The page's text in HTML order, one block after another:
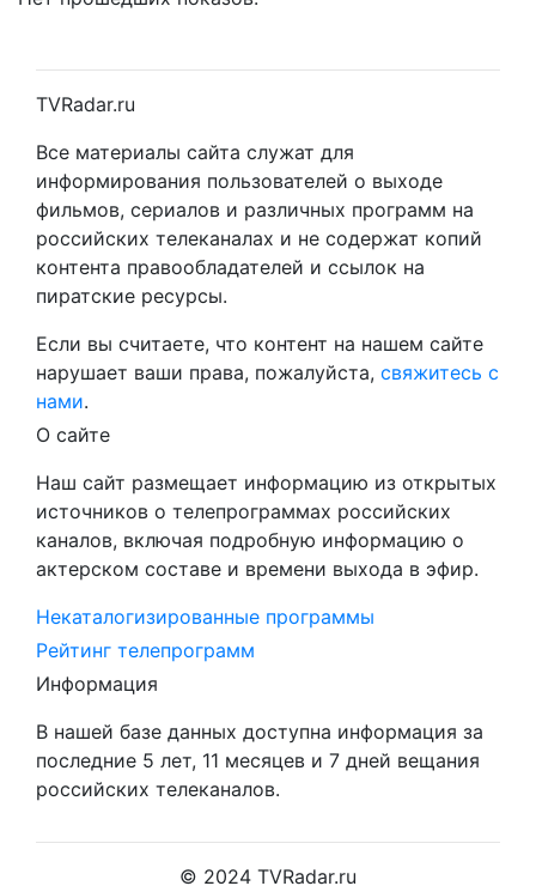
TVRadar.ru
Все материалы сайта служат для
информирования пользователей о выходе
фильмов, сериалов и различных программ на
российских телеканалах и не содержат копий
контента правообладателей и ссылок на
пиратские ресурсы.
Если вы считаете, что контент на нашем сайте
нарушает ваши права, пожалуйста, свяжитесь с
нами.
О сайте
Наш сайт размещает информацию из открытых
источников о телепрограммах российских
каналов, включая подробную информацию о
актерском составе и времени выхода в эфир.
Некаталогизированные программы
Рейтинг телепрограмм
Информация
В нашей базе данных доступна информация за
последние 5 лет, 11 месяцев и 7 дней вещания
российских телеканалов.
© 2024 TVRadar.ru